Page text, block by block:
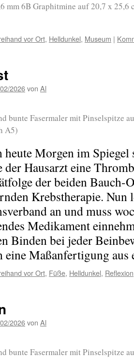
mm 6B Graphitmine auf 20,7 x 25,6
vor Ort, Helldunkel, Museum |
2026von Al
bunte Fasermaler mit Pinselspitze
A5)
Morgen im Spiegel
der Hausarzt eine
der beiden Bauch-
Krebstherapie. Nun
an und muss
Medikament
Binden bei jeder
eine Maßanfertigung aus
vor Ort, Füße, Helldunkel, Reflexion
2026von Al
bunte Fasermaler mit Pinselspitze